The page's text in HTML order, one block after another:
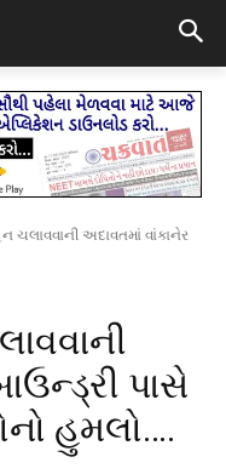
ચલાવવાની અદાવતમાં વાંકાનેર
પાસે
હુમલો….